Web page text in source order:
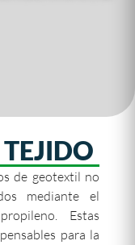
de geotextil no
mediante el
Estas
para la